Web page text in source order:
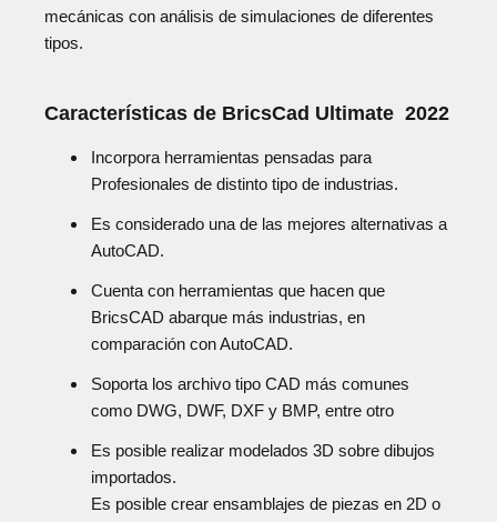
mecánicas con análisis de simulaciones de diferentes
tipos.
Características de BricsCad Ultimate 2022
Incorpora herramientas pensadas para
Profesionales de distinto tipo de industrias.
Es considerado una de las mejores alternativas a
AutoCAD.
Cuenta con herramientas que hacen que
BricsCAD abarque más industrias, en
comparación con AutoCAD.
Soporta los archivo tipo CAD más comunes
como DWG, DWF, DXF y BMP, entre otro
Es posible realizar modelados 3D sobre dibujos
importados.
Es posible crear ensamblajes de piezas en 2D o